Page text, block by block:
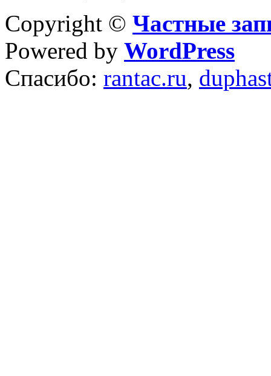
Copyright © Частные
Powered by WordPress
Спасибо: rantac.ru,